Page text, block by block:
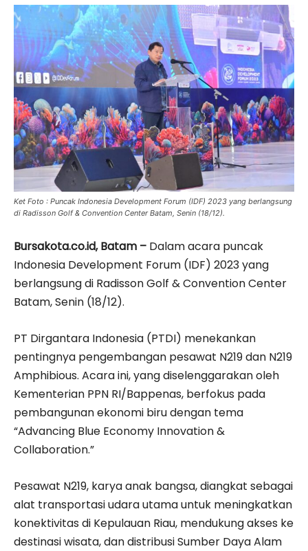
Ket Foto : Puncak Indonesia Development Forum (IDF) 2023 yang berlangsung
di Radisson Golf & Convention Center Batam, Senin (18/12).
Bursakota.co.id, Batam – Dalam acara puncak
Indonesia Development Forum (IDF) 2023 yang
berlangsung di Radisson Golf & Convention Center
Batam, Senin (18/12).
PT Dirgantara Indonesia (PTDI) menekankan
pentingnya pengembangan pesawat N219 dan N219
Amphibious. Acara ini, yang diselenggarakan oleh
Kementerian PPN RI/Bappenas, berfokus pada
pembangunan ekonomi biru dengan tema
“Advancing Blue Economy Innovation &
Collaboration.”
Pesawat N219, karya anak bangsa, diangkat sebagai
alat transportasi udara utama untuk meningkatkan
konektivitas di Kepulauan Riau, mendukung akses ke
destinasi wisata, dan distribusi Sumber Daya Alam